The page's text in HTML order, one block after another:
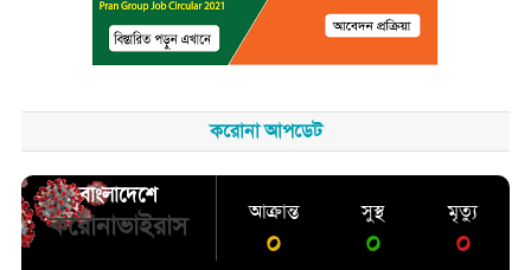
করোনা আপডেট
বাংলাদেশে
করোনাভাইরাস আক্রান্ত
০
সুস্থ
০
মৃত্যু
০